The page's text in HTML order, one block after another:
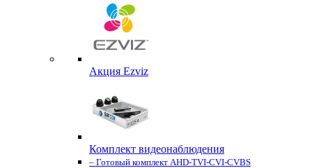
Акция Ezviz
Комплект видеонаблюдения
– Готовый комплект AHD-TVI-CVI-CVBS